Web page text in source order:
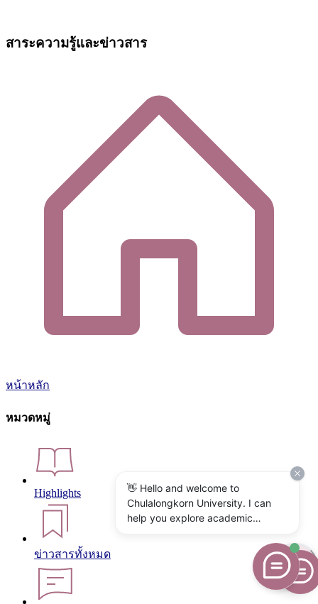
สาระความรู้และข่าวสาร
หน้าหลัก
หมวดหมู่
Highlights
ข่าวสารทั้งหมด
👋 Hello and welcome to
Chulalongkorn University. I can
help you explore academic